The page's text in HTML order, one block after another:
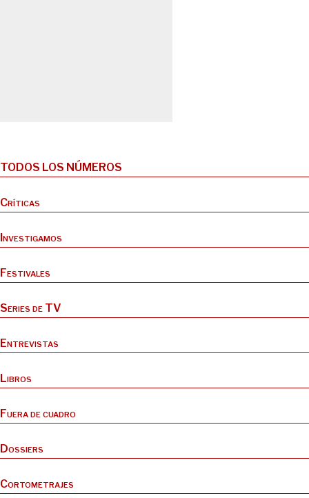
TODOS LOS NÚMEROS
Críticas
Investigamos
Festivales
Series de TV
Entrevistas
Libros
Fuera de cuadro
Dossiers
Cortometrajes